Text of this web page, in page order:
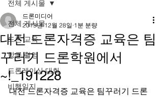
전체 게시물
드론 교육
항공 촬영
드론레이싱 대회
비행일지
전체 게시물
대전 드론자격증 교육은 팀
꾸러기 드론학원에서
~!_191228
드론미디어
2019년 12월 28일 1분 분량
대전 드론자격증 교육은 팀꾸러기 드론